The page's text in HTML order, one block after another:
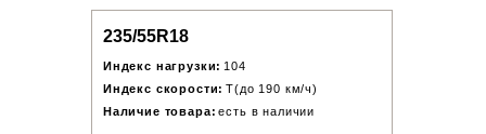
235/55R18
Индекс нагрузки: 104
Индекс скорости: T(до 190 км/ч)
Наличие товара: есть в наличии